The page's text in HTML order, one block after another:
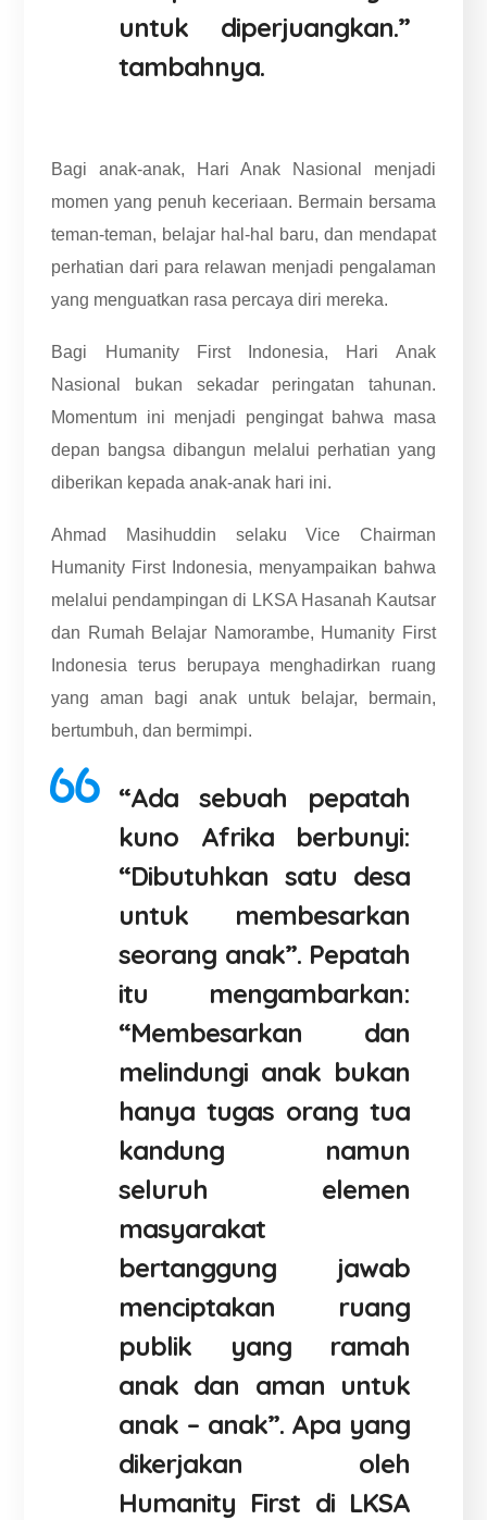
untuk diperjuangkan.”
tambahnya.
Bagi anak-anak, Hari Anak Nasional menjadi
momen yang penuh keceriaan. Bermain bersama
teman-teman, belajar hal-hal baru, dan mendapat
perhatian dari para relawan menjadi pengalaman
yang menguatkan rasa percaya diri mereka.
Bagi Humanity First Indonesia, Hari Anak
Nasional bukan sekadar peringatan tahunan.
Momentum ini menjadi pengingat bahwa masa
depan bangsa dibangun melalui perhatian yang
diberikan kepada anak-anak hari ini.
Ahmad Masihuddin selaku Vice Chairman
Humanity First Indonesia, menyampaikan bahwa
melalui pendampingan di LKSA Hasanah Kautsar
dan Rumah Belajar Namorambe, Humanity First
Indonesia terus berupaya menghadirkan ruang
yang aman bagi anak untuk belajar, bermain,
bertumbuh, dan bermimpi.
“Ada sebuah pepatah
kuno Afrika berbunyi:
“Dibutuhkan satu desa
untuk membesarkan
seorang anak”. Pepatah
itu mengambarkan:
“Membesarkan dan
melindungi anak bukan
hanya tugas orang tua
kandung namun
seluruh elemen
masyarakat
bertanggung jawab
menciptakan ruang
publik yang ramah
anak dan aman untuk
anak – anak”. Apa yang
dikerjakan oleh
Humanity First di LKSA